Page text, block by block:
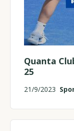
Quanta
25
21/9/2023